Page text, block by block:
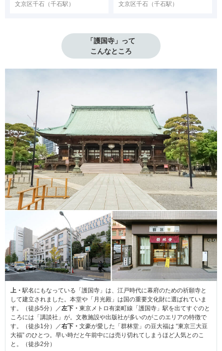
文京区千石 （千石駅）
文京区千石 （千石駅）
「護国寺」って
こんなところ
上・駅名にもなっている「護国寺」は、江戸時代に幕府のための祈願寺と
して建立されました。本堂や「月光殿」は国の重要文化財に選ばれていま
す。（徒歩5分）／左下・ 東京メトロ有楽町線「護国寺」駅を出てすぐのと
ころには「講談社」が。文教施設や出版社が多いのがこのエリアの特徴で
す。（徒歩1分）／右下・ 文豪が愛した「群林堂」の豆大福は “東京三大豆
大福” のひとつ。早い時だと午前中には売り切れてしまうほど人気とのこ
と。（徒歩2分）